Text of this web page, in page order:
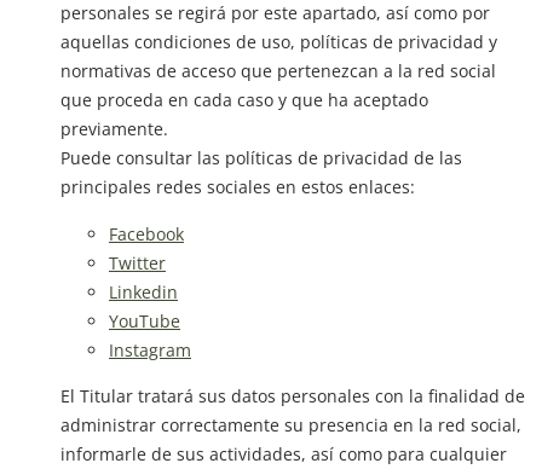
personales se regirá por este apartado, así como por
aquellas condiciones de uso, políticas de privacidad y
normativas de acceso que pertenezcan a la red social
que proceda en cada caso y que ha aceptado
previamente.
Puede consultar las políticas de privacidad de las
principales redes sociales en estos enlaces:
Facebook
Twitter
Linkedin
YouTube
Instagram
El Titular tratará sus datos personales con la finalidad de
administrar correctamente su presencia en la red social,
informarle de sus actividades, así como para cualquier